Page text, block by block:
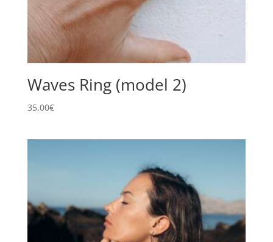
Waves Ring (model 2)
35,00€